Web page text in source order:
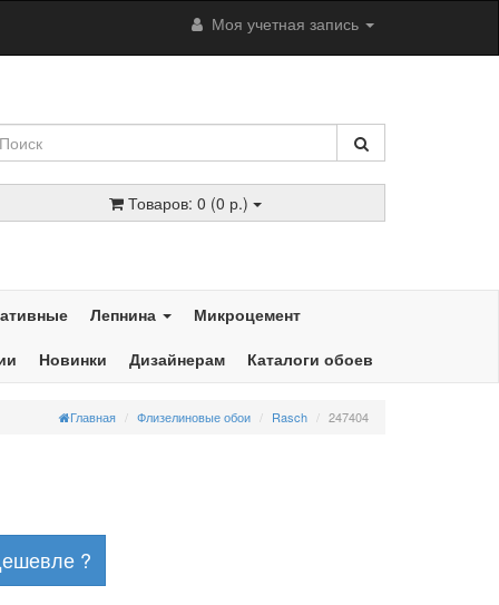
Моя учетная запись
Товаров: 0 (0 р.)
Лепнина
Микроцемент
Новинки Дизайнерам Каталоги обоев
Главная Флизелиновые обои Rasch 247404
?